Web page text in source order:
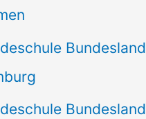
Bundesland
Bundesland